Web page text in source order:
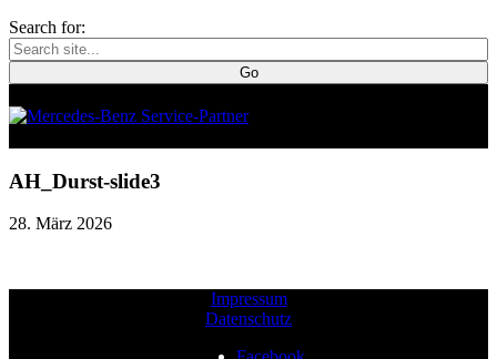
Search for:
AH_Durst-slide3
28. März 2026
Impressum
Datenschutz